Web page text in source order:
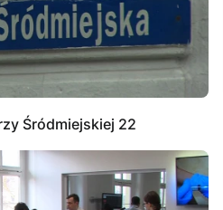
Śródmiejskiej 22